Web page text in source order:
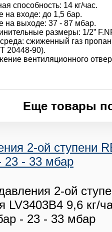
способность: 14 кг/час.
на входе: до 1,5 бар.
на выходе: 37 - 87 мбар.
размеры: 1/2”
сжиженный газ
20448-90).
вентиляционного
Еще товары
2-ой ступени
23 - 33 мбар